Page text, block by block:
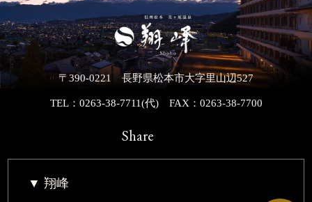
〒390-0221 長野県松本市大字里山辺527
TEL：0263-38-7711(代)FAX：0263-38-7700
Share
翔峰